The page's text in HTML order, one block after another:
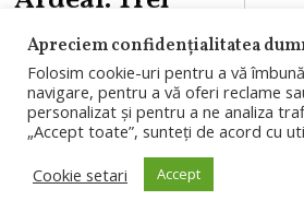
dormitoare,
living spațios și
sobă
Smiley și Gina
Pistol construiesc
Apreciem confidențialitatea
Folosim cookie-uri pentru a vă
navigare, pentru a vă oferi reclame
personalizat și pentru a ne analiza
„Accept toate”, sunteți de acord cu
Cookie setari
Accept